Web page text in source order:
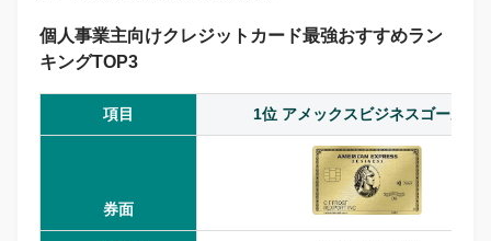
個人事業主向けクレジットカード最強おすすめラン
キングTOP3
項目 1位 アメックスビジネスゴールド
券面